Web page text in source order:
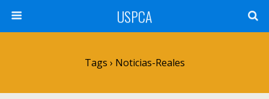
USPCA
Tags › Noticias-Reales